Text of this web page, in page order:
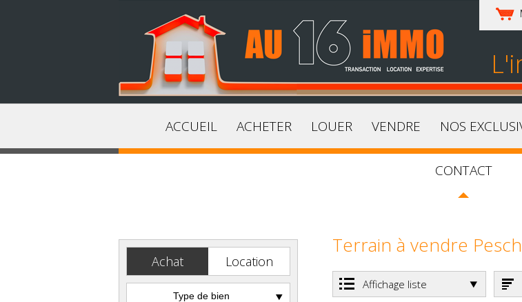
ACCUEIL ACHETER LOUER VENDRE NOS
CONTACT
Achat Location
Type de bien
Terrain à vendre
Affichage liste